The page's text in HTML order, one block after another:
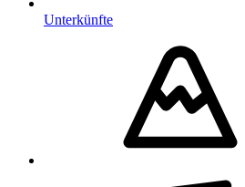
Unterkünfte